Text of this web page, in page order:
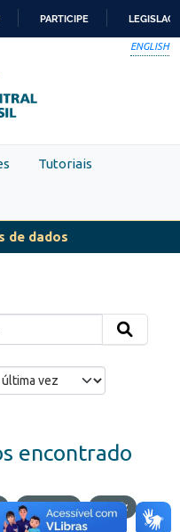
PARTICIPE
ENGLISH
Tutoriais
de dados
encontrado
OData
API